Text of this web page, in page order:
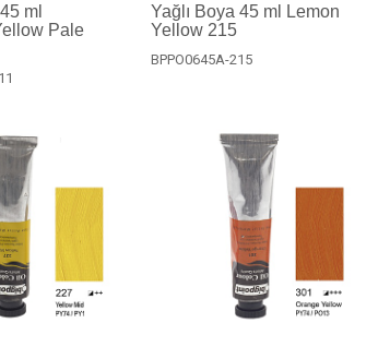
ml
Pale
Yağlı Boya 45 ml Lemon
Yellow 215
BPPO0645A-215